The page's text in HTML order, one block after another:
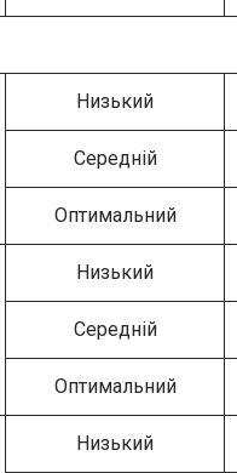
Низький
Середній
Оптимальний
Низький
Середній
Оптимальний
Низький